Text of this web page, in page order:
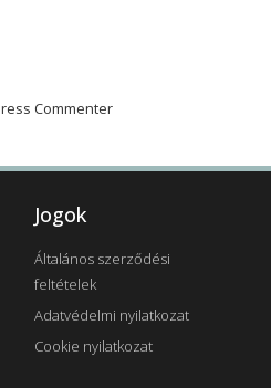
Commenter
Jogok
Általános szerződési
feltételek
Adatvédelmi nyilatkozat
Cookie nyilatkozat